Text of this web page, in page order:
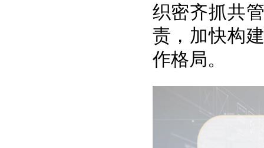
织密齐抓共
责，加快构
作格局。